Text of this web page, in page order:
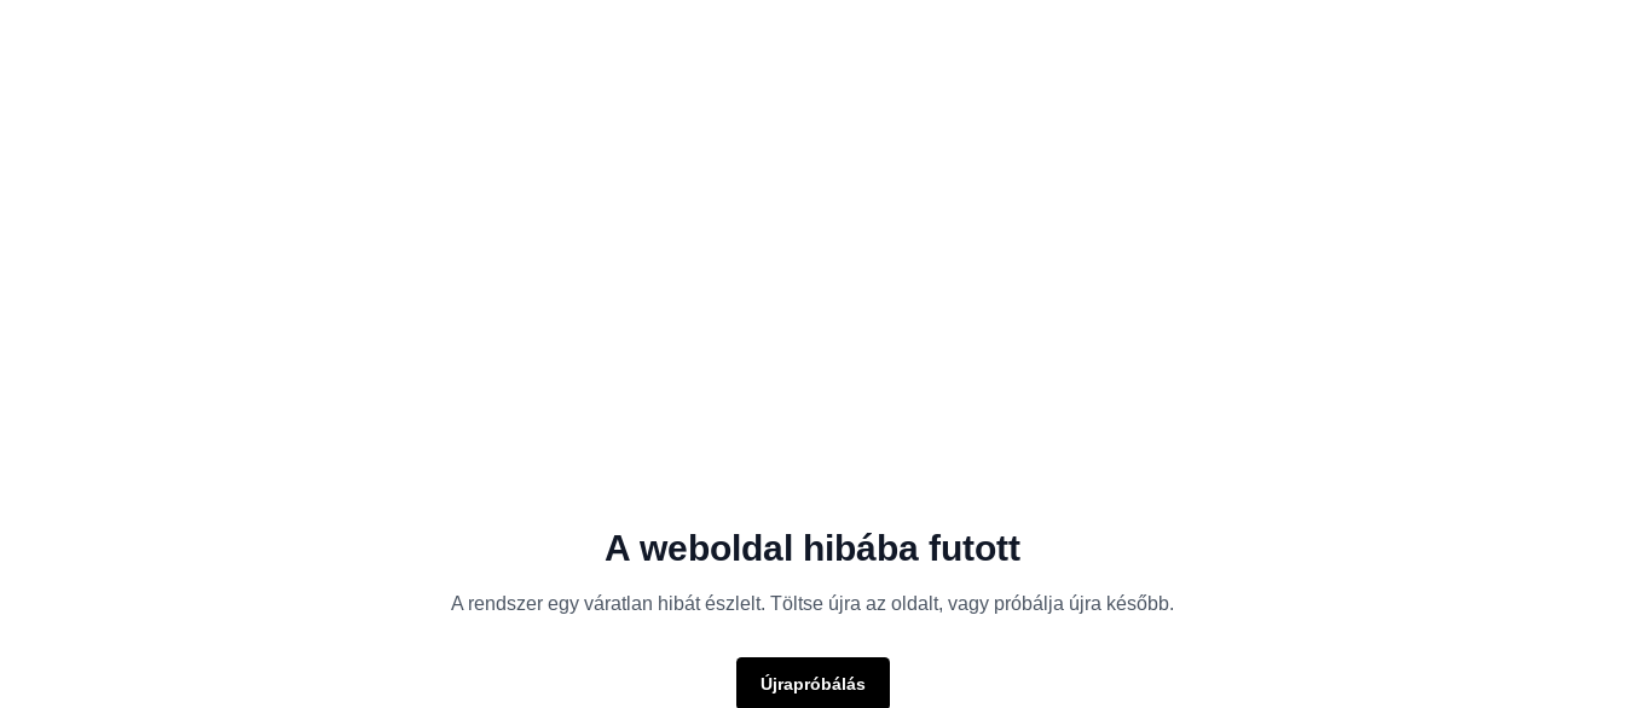
A weboldal hibába futott
A rendszer egy váratlan hibát észlelt. Töltse újra az oldalt, vagy próbálja újra később.
Újrapróbálás